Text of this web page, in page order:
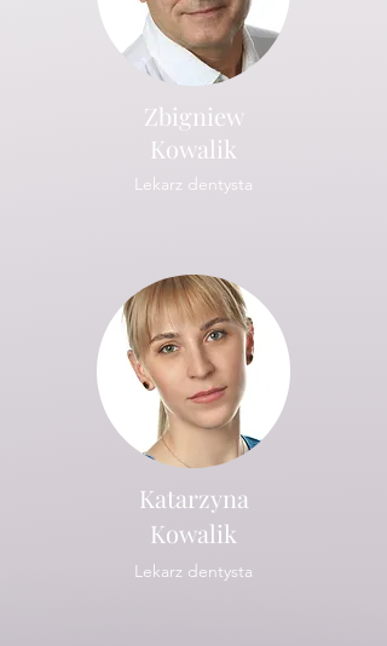
Zbigniew
Kowalik
Lekarz dentysta
Katarzyna
Kowalik
Lekarz dentysta